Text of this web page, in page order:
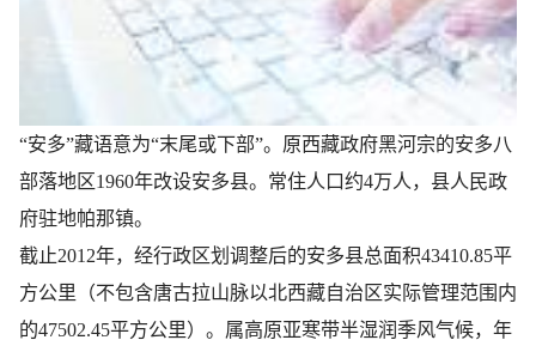
“安多”藏语意为“末尾或下部”。原西藏政府黑河宗的安多八
部落地区1960年改设安多县。常住人口约4万人，县人民政
府驻地帕那镇。
截止2012年，经行政区划调整后的安多县总面积43410.85平
方公里（不包含唐古拉山脉以北西藏自治区实际管理范围内
的47502.45平方公里）。属高原亚寒带半湿润季风气候，年